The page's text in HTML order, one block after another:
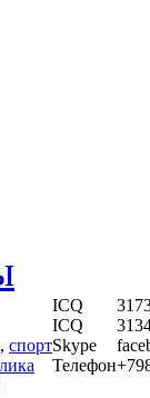
, спорт
ICQ
ICQ
Skype
Телефон